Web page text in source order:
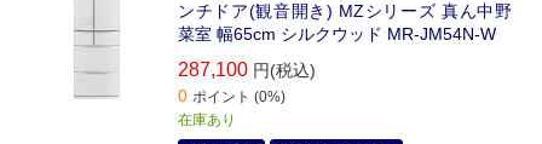
ンチドア(観音開き) MZシリーズ 真ん中野
菜室 幅65cm シルクウッド MR-JM54N-W
287,100 円(税込)
0 ポイント (0%)
在庫あり